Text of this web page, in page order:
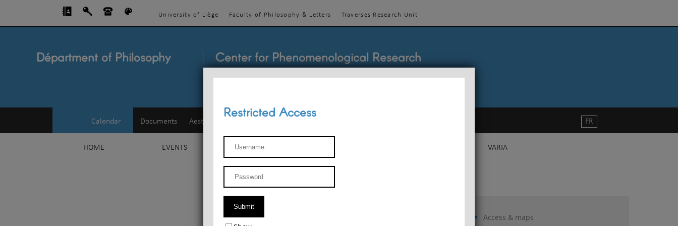
University of Liège Faculty of Philosophy & Letters Traverses Research Unit
Départment of Philosophy Center for Phenomenological Research
Calendar Documents Aesthetics
HOME EVENTS TEACHINGS VARIA
FR
Access & maps
Restricted Access